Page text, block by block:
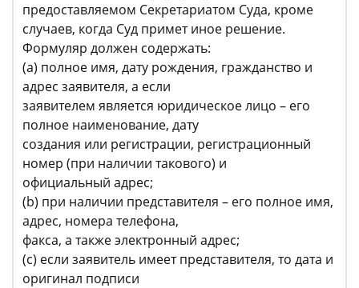
предоставляемом Секретариатом Суда, кроме
случаев, когда Суд примет иное решение.
Формуляр должен содержать:
(a) полное имя, дату рождения, гражданство и
адрес заявителя, а если
заявителем является юридическое лицо – его
полное наименование, дату
создания или регистрации, регистрационный
номер (при наличии такового) и
официальный адрес;
(b) при наличии представителя – его полное имя,
адрес, номера телефона,
факса, а также электронный адрес;
(с) если заявитель имеет представителя, то дата и
оригинал подписи